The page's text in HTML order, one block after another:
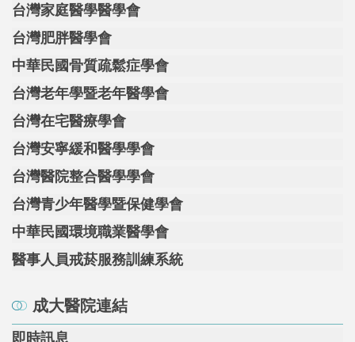
台灣家庭醫學醫學會
台灣肥胖醫學會
中華民國骨質疏鬆症學會
台灣老年學暨老年醫學會
台灣在宅醫療學會
台灣安寧緩和醫學學會
台灣醫院整合醫學學會
台灣青少年醫學暨保健學會
中華民國環境職業醫學會
醫事人員戒菸服務訓練系統
成大醫院連結
即時訊息